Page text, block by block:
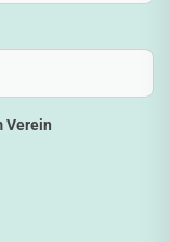
Verein